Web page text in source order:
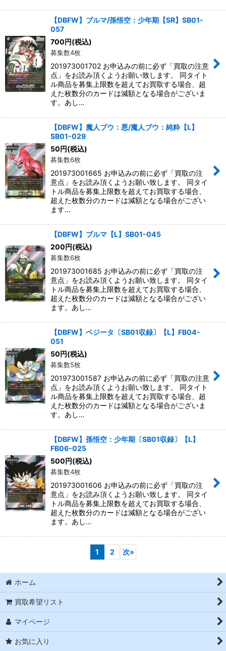
【DBFW】ブルマ/孫悟空：少年期【SR】SB01-
057
700円(税込)
募集数4枚
201973001702 お申込みの前に必ず「買取の注意
点」をお読み頂くようお願い致します。 同タイト
ル商品を募集上限数を超えてお買取する場合、超
えた枚数分のカードは減額となる場合がございま
す。あし…
【DBFW】魔人ブウ：悪/魔人ブウ：純粋【L】
SB01-029
50円(税込)
募集数6枚
201973001665 お申込みの前に必ず「買取の注
意点」をお読み頂くようお願い致します。 同タイ
トル商品を募集上限数を超えてお買取する場合、
超えた枚数分のカードは減額となる場合がござい
ます…
【DBFW】ブルマ【L】SB01-045
200円(税込)
募集数6枚
201973001685 お申込みの前に必ず「買取の注
意点」をお読み頂くようお願い致します。 同タイ
トル商品を募集上限数を超えてお買取する場合、
超えた枚数分のカードは減額となる場合がござい
ます。あし…
【DBFW】ベジータ〔SB01収録〕【L】FB04-
051
50円(税込)
募集数5枚
201973001587 お申込みの前に必ず「買取の注意
点」をお読み頂くようお願い致します。 同タイト
ル商品を募集上限数を超えてお買取する場合、超
えた枚数分のカードは減額となる場合がございま
す。あし…
【DBFW】孫悟空：少年期〔SB01収録〕【L】
FB06-025
500円(税込)
募集数4枚
201973001606 お申込みの前に必ず「買取の注
意点」をお読み頂くようお願い致します。 同タイ
トル商品を募集上限数を超えてお買取する場合、
超えた枚数分のカードは減額となる場合がござい
ます。あし…
1 2 次»
ホーム
買取希望リスト
マイページ
お気に入り